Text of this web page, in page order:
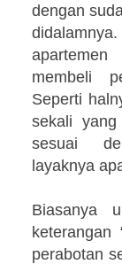
dengan
membeli
Seperti
sekali
sesuai
layaknya
Biasanya
keterangan
perabotan